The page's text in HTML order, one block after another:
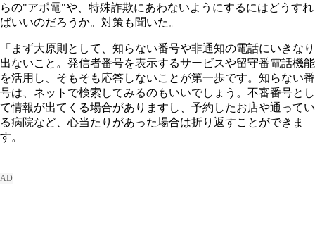
らの"アポ電"や、特殊詐欺にあわないようにするにはどうすれ
ばいいのだろうか。対策も聞いた。
「まず大原則として、知らない番号や非通知の電話にいきなり
出ないこと。発信者番号を表示するサービスや留守番電話機能
を活用し、そもそも応答しないことが第一歩です。知らない番
号は、ネットで検索してみるのもいいでしょう。不審番号とし
て情報が出てくる場合がありますし、予約したお店や通ってい
る病院など、心当たりがあった場合は折り返すことができま
す。